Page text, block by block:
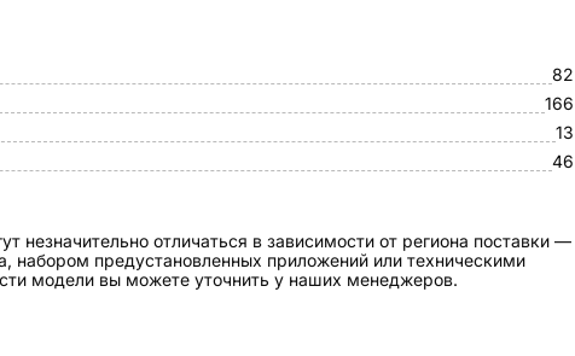
82
166
13
46
незначительно отличаться в зависимости от региона поставки —
набором предустановленных приложений или техническими
модели вы можете уточнить у наших менеджеров.